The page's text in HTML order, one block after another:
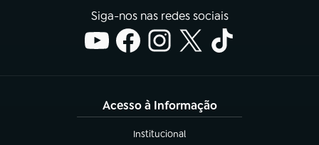
Siga-nos nas redes sociais
Acesso à Informação
Institucional
(abre em nova aba)